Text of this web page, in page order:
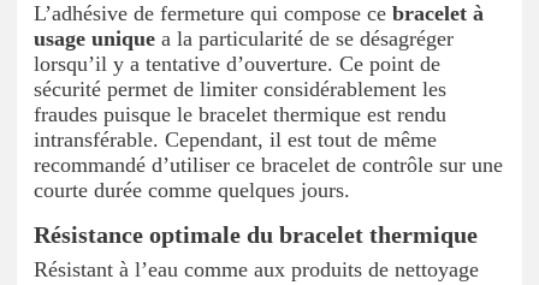
L’adhésive de fermeture qui compose ce bracelet à
usage unique a la particularité de se désagréger
lorsqu’il y a tentative d’ouverture. Ce point de
sécurité permet de limiter considérablement les
fraudes puisque le bracelet thermique est rendu
intransférable. Cependant, il est tout de même
recommandé d’utiliser ce bracelet de contrôle sur une
courte durée comme quelques jours.
Résistance optimale du bracelet thermique
Résistant à l’eau comme aux produits de nettoyage